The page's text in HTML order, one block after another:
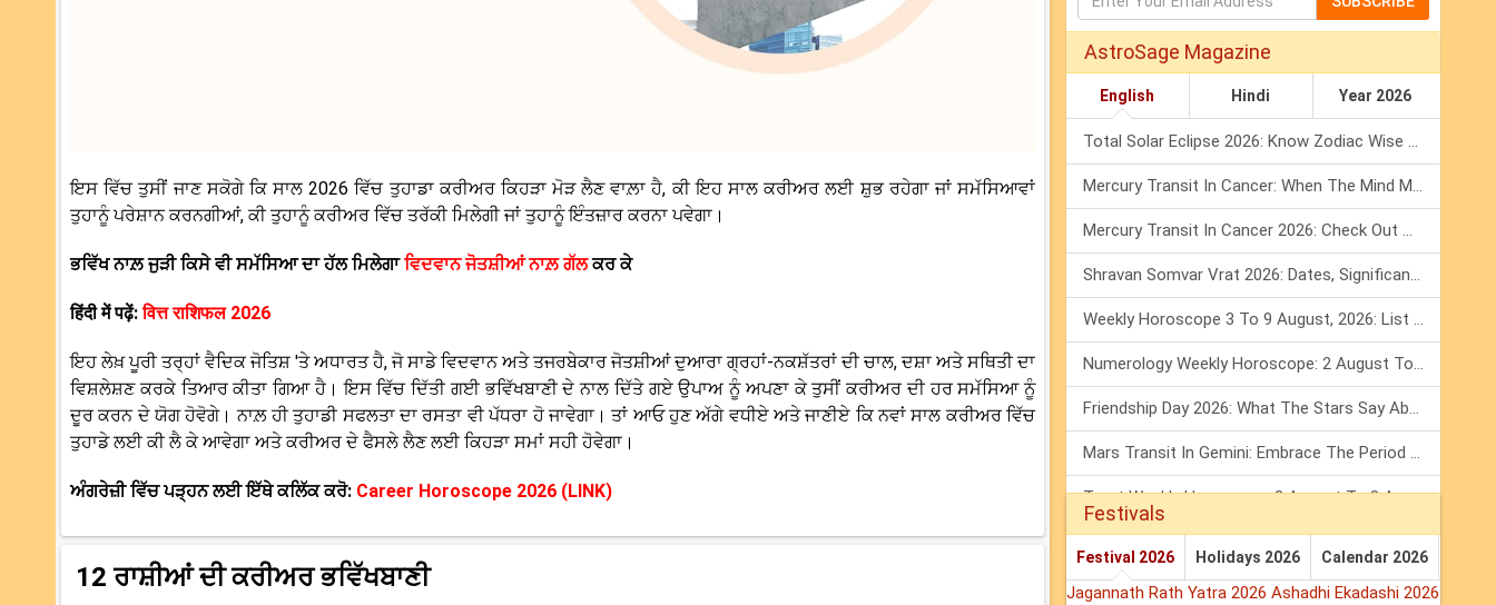
ਇਸ ਵਿੱਚ ਤੁਸੀਂ ਜਾਣ ਸਕੋਗੇ ਕਿ ਸਾਲ 2026 ਵਿੱਚ ਤੁਹਾਡਾ ਕਰੀਅਰ ਕਿਹੜਾ ਮੋੜ ਲੈਣ ਵਾਲ਼ਾ ਹੈ, ਕੀ ਇਹ ਸਾਲ ਕਰੀਅਰ ਲਈ ਸ਼ੁਭ ਰਹੇਗਾ ਜਾਂ ਸਮੱਸਿਆਵਾਂ
ਤੁਹਾਨੂੰ ਪਰੇਸ਼ਾਨ ਕਰਨਗੀਆਂ, ਕੀ ਤੁਹਾਨੂੰ ਕਰੀਅਰ ਵਿੱਚ ਤਰੱਕੀ ਮਿਲੇਗੀ ਜਾਂ ਤੁਹਾਨੂੰ ਇੰਤਜ਼ਾਰ ਕਰਨਾ ਪਵੇਗਾ।
ਭਵਿੱਖ ਨਾਲ਼ ਜੁੜੀ ਕਿਸੇ ਵੀ ਸਮੱਸਿਆ ਦਾ ਹੱਲ ਮਿਲੇਗਾਵਿਦਵਾਨ ਜੋਤਸ਼ੀਆਂ ਨਾਲ਼ ਗੱਲਕਰ ਕੇ
हिंदी में पढ़ें:वित्त राशिफल 2026
ਇਹ ਲੇਖ਼ ਪੂਰੀ ਤਰ੍ਹਾਂ ਵੈਦਿਕ ਜੋਤਿਸ਼ 'ਤੇ ਅਧਾਰਤ ਹੈ, ਜੋ ਸਾਡੇ ਵਿਦਵਾਨ ਅਤੇ ਤਜਰਬੇਕਾਰ ਜੋਤਸ਼ੀਆਂ ਦੁਆਰਾ ਗ੍ਰਹਾਂ-ਨਕਸ਼ੱਤਰਾਂ ਦੀ ਚਾਲ, ਦਸ਼ਾ ਅਤੇ ਸਥਿਤੀ ਦਾ
ਵਿਸ਼ਲੇਸ਼ਣ ਕਰਕੇ ਤਿਆਰ ਕੀਤਾ ਗਿਆ ਹੈ। ਇਸ ਵਿੱਚ ਦਿੱਤੀ ਗਈ ਭਵਿੱਖਬਾਣੀ ਦੇ ਨਾਲ ਦਿੱਤੇ ਗਏ ਉਪਾਅ ਨੂੰ ਅਪਣਾ ਕੇ ਤੁਸੀਂ ਕਰੀਅਰ ਦੀ ਹਰ ਸਮੱਸਿਆ ਨੂੰ
ਦੂਰ ਕਰਨ ਦੇ ਯੋਗ ਹੋਵੋਗੇ। ਨਾਲ਼ ਹੀ ਤੁਹਾਡੀ ਸਫਲਤਾ ਦਾ ਰਸਤਾ ਵੀ ਪੱਧਰਾ ਹੋ ਜਾਵੇਗਾ। ਤਾਂ ਆਓ ਹੁਣ ਅੱਗੇ ਵਧੀਏ ਅਤੇ ਜਾਣੀਏ ਕਿ ਨਵਾਂ ਸਾਲ ਕਰੀਅਰ ਵਿੱਚ
ਤੁਹਾਡੇ ਲਈ ਕੀ ਲੈ ਕੇ ਆਵੇਗਾ ਅਤੇ ਕਰੀਅਰ ਦੇ ਫੈਸਲੇ ਲੈਣ ਲਈ ਕਿਹੜਾ ਸਮਾਂ ਸਹੀ ਹੋਵੇਗਾ।
ਅੰਗਰੇਜ਼ੀ ਵਿੱਚ ਪੜ੍ਹਨ ਲਈ ਇੱਥੇ ਕਲਿੱਕ ਕਰੋ: Career Horoscope 2026 (LINK)
12 ਰਾਸ਼ੀਆਂ ਦੀ ਕਰੀਅਰ ਭਵਿੱਖਬਾਣੀ
AstroSage Magazine
English Hindi Year 2026
Total Solar Eclipse 2026: Know Zodiac Wise Prediction
Mercury Transit In Cancer: When The Mind Meets The Heart!
Mercury Transit In Cancer 2026: Check Out What It Brings For You
Shravan Somvar Vrat 2026: Dates, Significance & Rituals In August
Weekly Horoscope 3 To 9 August, 2026: List Of Fasts & Festivals
Numerology Weekly Horoscope: 2 August To 8 August, 2026
Friendship Day 2026: What The Stars Say About Your Best Friend!
Mars Transit In Gemini: Embrace The Period Full Of Energy & Intelligence
Tarot Weekly Horoscope: 2 August To 8 August, 2026
Festivals
Festival 2026 Holidays 2026 Calendar 2026
Jagannath Rath Yatra 2026 Ashadhi Ekadashi 2026